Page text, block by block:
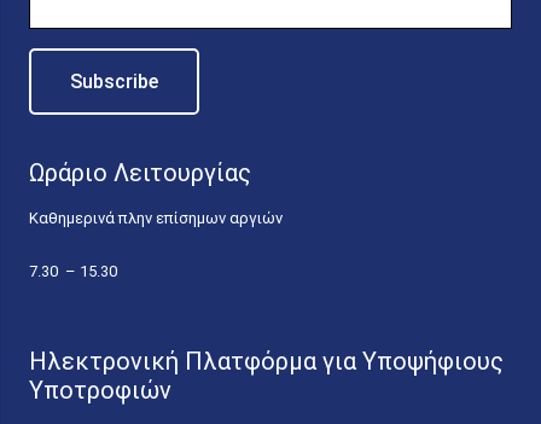
Ωράριο Λειτουργίας
Καθημερινά πλην επίσημων αργιών
7.30 – 15.30
Ηλεκτρονική Πλατφόρμα για Υποψήφιους
Υποτροφιών